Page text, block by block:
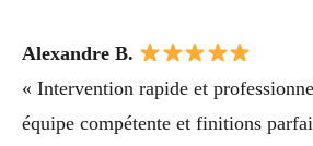
Alexandre B.
« Intervention rapide et
équipe compétente et finitions